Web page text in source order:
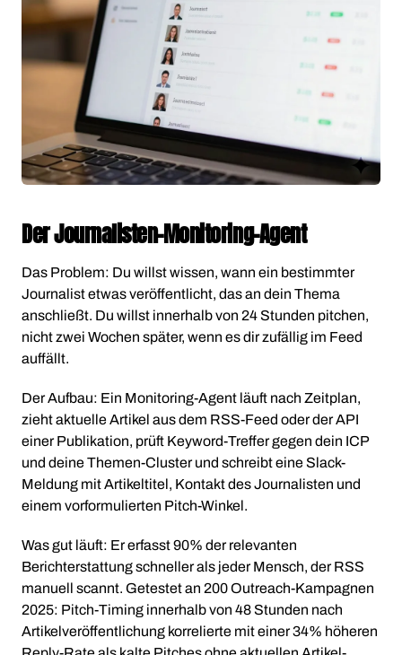
Der Journalisten-Monitoring-Agent
Das Problem: Du willst wissen, wann ein bestimmter
Journalist etwas veröffentlicht, das an dein Thema
anschließt. Du willst innerhalb von 24 Stunden pitchen,
nicht zwei Wochen später, wenn es dir zufällig im Feed
auffällt.
Der Aufbau: Ein Monitoring-Agent läuft nach Zeitplan,
zieht aktuelle Artikel aus dem RSS-Feed oder der API
einer Publikation, prüft Keyword-Treffer gegen dein ICP
und deine Themen-Cluster und schreibt eine Slack-
Meldung mit Artikeltitel, Kontakt des Journalisten und
einem vorformulierten Pitch-Winkel.
Was gut läuft: Er erfasst 90% der relevanten
Berichterstattung schneller als jeder Mensch, der RSS
manuell scannt. Getestet an 200 Outreach-Kampagnen
2025: Pitch-Timing innerhalb von 48 Stunden nach
Artikelveröffentlichung korrelierte mit einer 34% höheren